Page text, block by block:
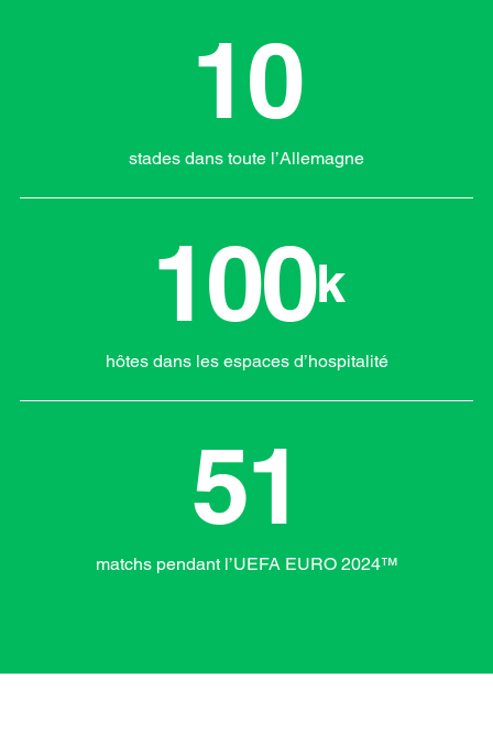
10
stades dans toute l’Allemagne
100k
hôtes dans les espaces d’hospitalité
51
matchs pendant l’UEFA EURO 2024™